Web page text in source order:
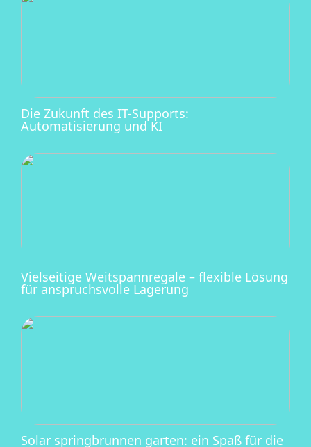
Die Zukunft des IT-Supports:
Automatisierung und KI
Vielseitige Weitspannregale – flexible Lösung
für anspruchsvolle Lagerung
Solar springbrunnen garten: ein Spaß für die